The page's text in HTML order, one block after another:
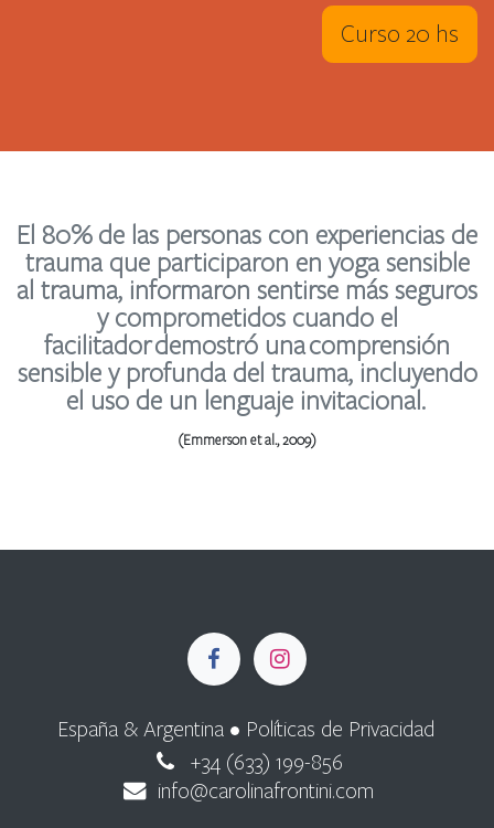
Curso 20 hs
El 80% de las personas con experiencias de
trauma que participaron en yoga sensible
al trauma, informaron sentirse más seguros
y comprometidos cuando el
facilitador demostró una comprensión
sensible y profunda del trauma, incluyendo
el uso de un lenguaje invitacional.
(Emmerson et al., 2009)
España & Argentina • Políticas de Privacidad
+34 (633) 199-856
info@carolinafrontini.com